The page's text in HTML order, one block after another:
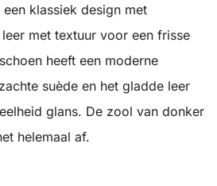
klassiek design met
met textuur voor een frisse
heeft een moderne
suède en het gladde leer
glans. De zool van donker
helemaal af.